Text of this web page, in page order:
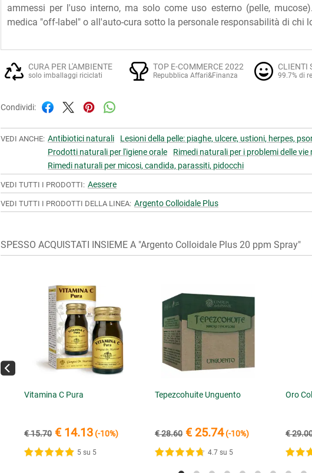
ammessi per l'uso interno, ma solo come uso esterno (pelle,
medica "off-label" o all'auto-cura sotto la personale responsabilità di chi
CURA PER L'AMBIENTE
solo imballaggi riciclati
TOP E-COMMERCE 2022
Repubblica Affari&Finanza
CLIENTI
99.7% di
Condividi:
VEDI ANCHE: Antibiotici naturali Lesioni della pelle: piaghe, ulcere, ustioni, herpes,
Prodotti naturali per l'igiene orale
Rimedi naturali per i problemi delle
Rimedi naturali per micosi, candida, parassiti, pidocchi
VEDI TUTTI I PRODOTTI: Aessere
VEDI TUTTI I PRODOTTI DELLA LINEA: Argento Colloidale Plus
SPESSO ACQUISTATI INSIEME A "Argento Colloidale Plus 20 ppm Spray"
Vitamina C Pura
€ 15.70 € 14.13(-10%)
5 su 5
Tepezcohuite Unguento
€ 28.60 € 25.74(-10%)
4.7 su 5
Oro
€